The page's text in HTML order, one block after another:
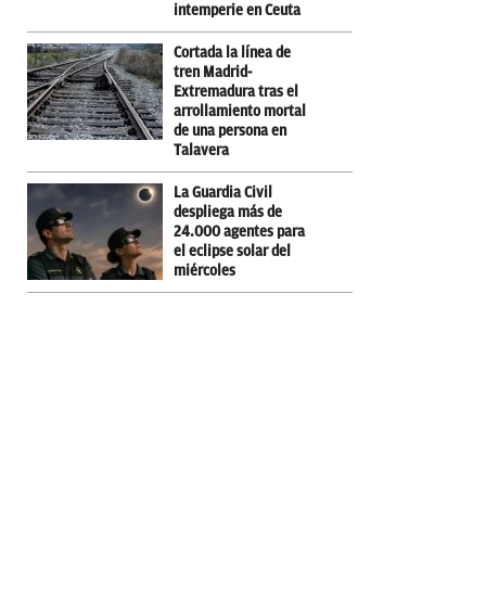
intemperie en Ceuta
Cortada la línea de
tren Madrid-
Extremadura tras el
arrollamiento mortal
de una persona en
Talavera
La Guardia Civil
despliega más de
24.000 agentes para
el eclipse solar del
miércoles